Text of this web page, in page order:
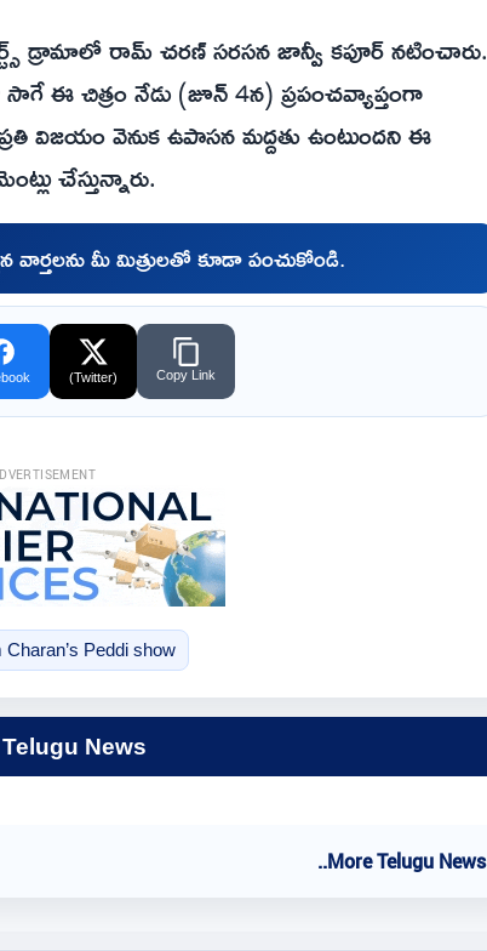
డ్రామాలో రామ్ చరణ్ సరసన జాన్వీ కపూర్ నటించారు.
ఈ చిత్రం నేడు (జూన్ 4న) ప్రపంచవ్యాప్తంగా
విజయం వెనుక ఉపాసన మద్దతు ఉంటుందని ఈ
చేస్తున్నారు.
వార్తలను మీ మిత్రులతో కూడా పంచుకోండి.
(Twitter) Copy Link
Charan’s Peddi show
News
..More Telugu News